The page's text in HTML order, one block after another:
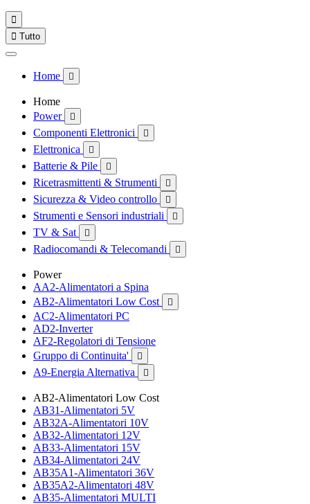

 Tutto
Home 
Home
Power

Componenti Elettronici 
Elettronica 
Batterie & Pile 
Ricetrasmittenti & Strumenti 
Sicurezza & Video controllo 
Strumenti e Sensori industriali 
TV & Sat 
Radiocomandi & Telecomandi 
Power
AA2-Alimentatori a Spina
AB2-Alimentatori Low Cost

AC2-Alimentatori PC
AD2-Inverter
AF2-Regolatori di Tensione
Gruppo di Continuita'

A9-Energia Alternativa 
AB2-Alimentatori Low Cost
AB31-Alimentatori 5V
AB32A-Alimentatori 10V
AB32-Alimentatori 12V
AB33-Alimentatori 15V
AB34-Alimentatori 24V
AB35A1-Alimentatori 36V
AB35A2-Alimentatori 48V
AB35-Alimentatori MULTI